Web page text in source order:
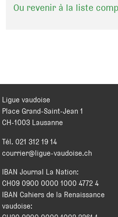
Ou revenir à la liste
Ligue vaudoise
Place Grand-Saint-Jean 1
CH-1003 Lausanne
Tél. 021 312 19 14
courrier@ligue-vaudoise.ch
IBAN Journal La Nation:
CH09 0900 0000 1000 4772 4
IBAN Cahiers de la Renaissance
vaudoise: